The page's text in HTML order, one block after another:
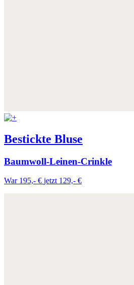
Bestickte Bluse
Baumwoll-Leinen-Crinkle
War 195,- € jetzt 129,- €